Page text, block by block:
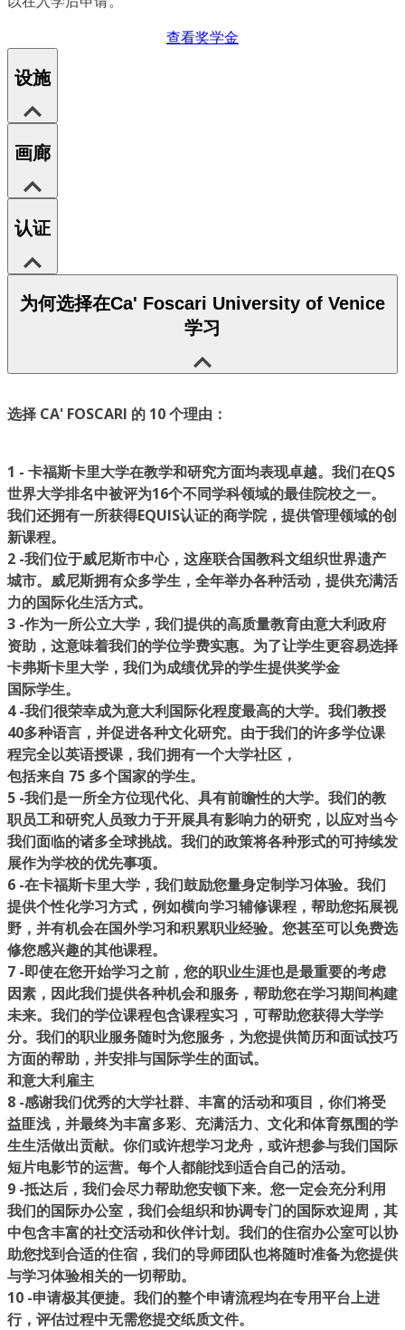
查看奖学金
设施
画廊
认证
为何选择在Ca' Foscari University of Venice
学习
选择 CA' FOSCARI 的 10 个理由：
1 - 卡福斯卡里大学在教学和研究方面均表现卓越。我们在QS
世界大学排名中被评为16个不同学科领域的最佳院校之一。
我们还拥有一所获得EQUIS认证的商学院，提供管理领域的创
新课程。
2 -我们位于威尼斯市中心，这座联合国教科文组织世界遗产
城市。威尼斯拥有众多学生，全年举办各种活动，提供充满活
力的国际化生活方式。
3 -作为一所公立大学 ，我们提供的高质量教育由意大利政府
资助 ，这意味着我们的学位学费实惠。为了让学生更容易选择
卡弗斯卡里大学，我们为成绩优异的学生提供奖学金
国际学生。
4 -我们很荣幸成为意大利国际化程度最高的大学。我们教授
40多种语言，并促进各种文化研究。由于我们的许多学位课
程完全以英语授课，我们拥有一个大学社区，
包括来自 75 多个国家的学生。
5 -我们是一所全方位现代化、具有前瞻性的大学。我们的教
职员工和研究人员致力于开展具有影响力的研究 ，以应对当今
我们面临的诸多全球挑战。我们的政策将各种形式的可持续发
展作为学校的优先事项。
6 -在卡福斯卡里大学，我们鼓励您量身定制学习体验。我们
提供个性化学习方式，例如横向学习辅修课程，帮助您拓展视
野，并有机会在国外学习和积累职业经验。您甚至可以免费选
修您感兴趣的其他课程。
7 -即使在您开始学习之前，您的职业生涯也是最重要的考虑
因素，因此我们提供各种机会和服务，帮助您在学习期间构建
未来。我们的学位课程包含课程实习，可帮助您获得大学学
分。我们的职业服务随时为您服务，为您提供简历和面试技巧
方面的帮助，并安排与国际学生的面试。
和意大利雇主
8 -感谢我们优秀的大学社群、丰富的活动和项目，你们将受
益匪浅，并最终为丰富多彩、充满活力、文化和体育氛围的学
生生活做出贡献。你们或许想学习龙舟，或许想参与我们国际
短片电影节的运营。每个人都能找到适合自己的活动。
9 -抵达后，我们会尽力帮助您安顿下来。您一定会充分利用
我们的国际办公室，我们会组织和协调专门的国际欢迎周， 其
中包含丰富的社交活动和伙伴计划。我们的住宿办公室可以协
助您找到合适的住宿，我们的导师团队也将随时准备为您提供
与学习体验相关的一切帮助。
10 -申请极其便捷。我们的整个申请流程均在专用平台上进
行，评估过程中无需您提交纸质文件。